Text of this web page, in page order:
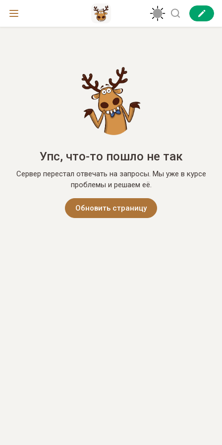
Упс, что-то пошло не так
Сервер перестал отвечать на запросы. Мы уже в курсе
проблемы и решаем её.
Обновить страницу